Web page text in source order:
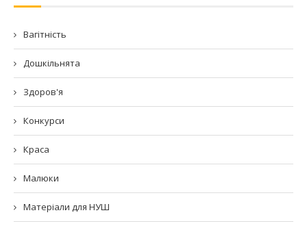
Вагітність
Дошкільнята
Здоров'я
Конкурси
Краса
Малюки
Матеріали для НУШ